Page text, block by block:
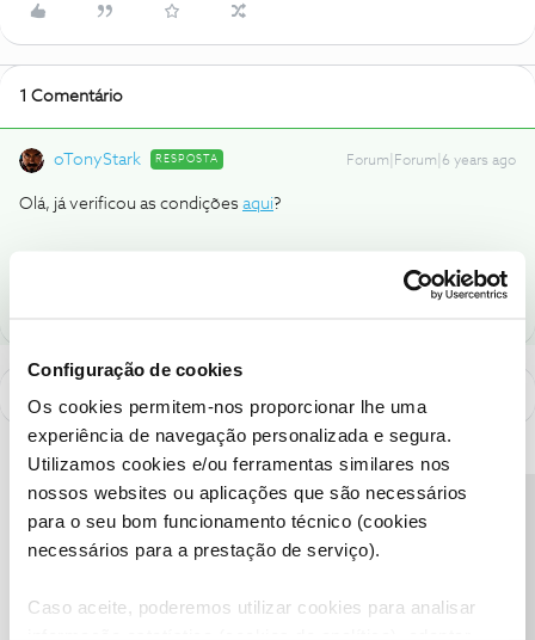
Configuração de cookies
Os cookies permitem-nos proporcionar lhe uma
experiência de navegação personalizada e segura.
Utilizamos cookies e/ou ferramentas similares nos
nossos websites ou aplicações que são necessários
para o seu bom funcionamento técnico (cookies
necessários para a prestação de serviço).
Caso aceite, poderemos utilizar cookies para analisar
1 Comentário
oTonyStark RESPOSTA Forum|Forum|6 years ago
Olá, já verificou as condições aqui?